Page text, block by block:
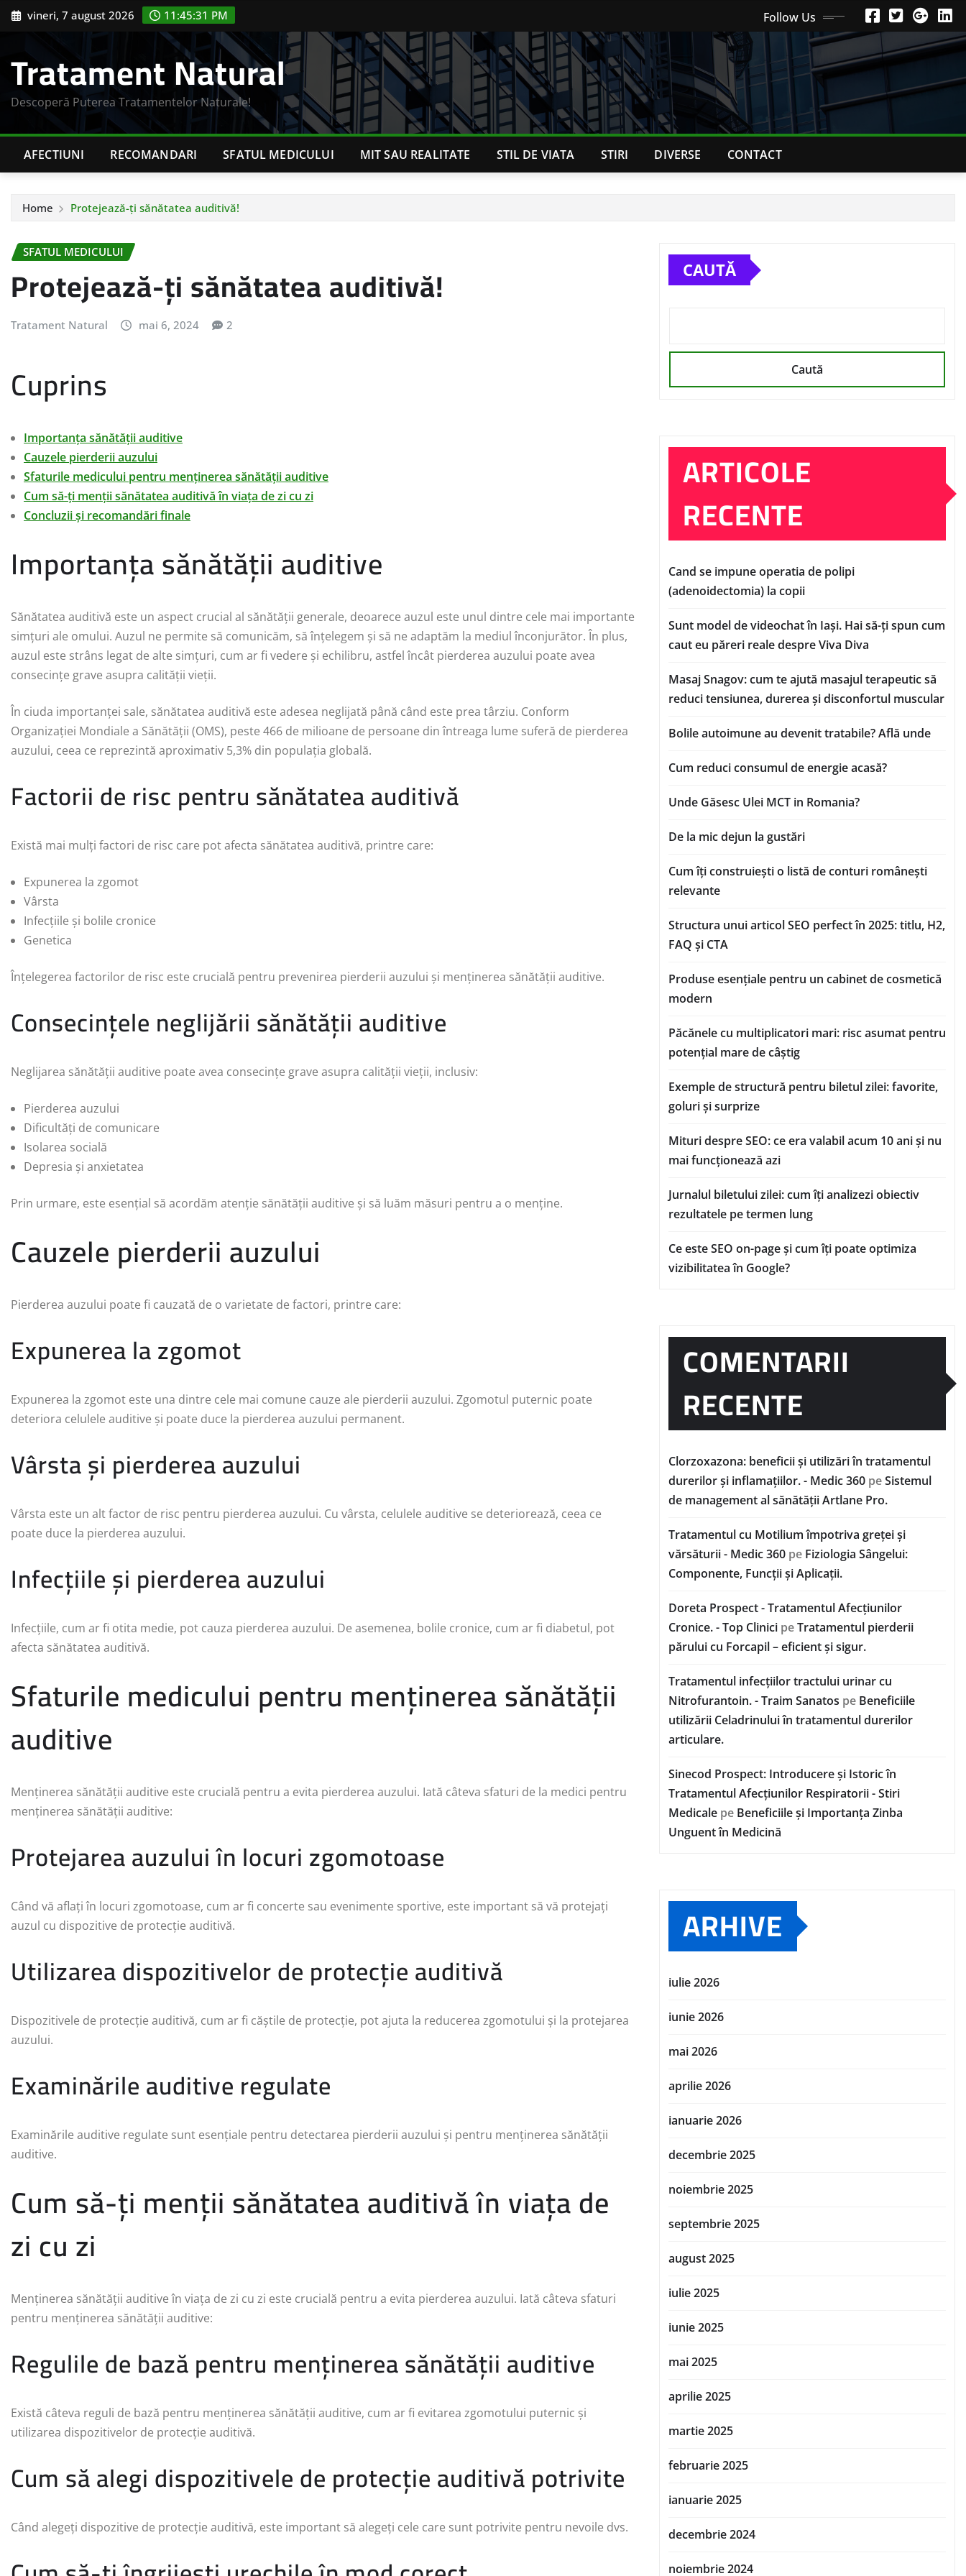
Skip vineri, 7 august 2026 11:45:31 PM Follow Us
Tratament Natural
Descoperă Puterea Tratamentelor Naturale!
AFECTIUNI RECOMANDARI SFATUL MEDICULUI MIT SAU REALITATE STIL DE VIATA STIRI DIVERSE CONTACT
Home Protejează-ți sănătatea auditivă!
SFATUL MEDICULUI
Protejează-ți sănătatea auditivă!
Tratament Natural mai 6, 2024 2
Cuprins
Importanța sănătății auditive
Cauzele pierderii auzului
Sfaturile medicului pentru menținerea sănătății auditive
Cum să-ți menții sănătatea auditivă în viața de zi cu zi
Concluzii și recomandări finale
Importanța sănătății auditive
Sănătatea auditivă este un aspect crucial al sănătății generale, deoarece auzul este unul dintre cele mai importante
simțuri ale omului. Auzul ne permite să comunicăm, să înțelegem și să ne adaptăm la mediul înconjurător. În plus,
auzul este strâns legat de alte simțuri, cum ar fi vedere și echilibru, astfel încât pierderea auzului poate avea
consecințe grave asupra calității vieții.
În ciuda importanței sale, sănătatea auditivă este adesea neglijată până când este prea târziu. Conform
Organizației Mondiale a Sănătății (OMS), peste 466 de milioane de persoane din întreaga lume suferă de pierderea
auzului, ceea ce reprezintă aproximativ 5,3% din populația globală.
Factorii de risc pentru sănătatea auditivă
Există mai mulți factori de risc care pot afecta sănătatea auditivă, printre care:
Expunerea la zgomot
Vârsta
Infecțiile și bolile cronice
Genetica
Înțelegerea factorilor de risc este crucială pentru prevenirea pierderii auzului și menținerea sănătății auditive.
Consecințele neglijării sănătății auditive
Neglijarea sănătății auditive poate avea consecințe grave asupra calității vieții, inclusiv:
Pierderea auzului
Dificultăți de comunicare
Isolarea socială
Depresia și anxietatea
Prin urmare, este esențial să acordăm atenție sănătății auditive și să luăm măsuri pentru a o menține.
Cauzele pierderii auzului
Pierderea auzului poate fi cauzată de o varietate de factori, printre care:
Expunerea la zgomot
Expunerea la zgomot este una dintre cele mai comune cauze ale pierderii auzului. Zgomotul puternic poate
deteriora celulele auditive și poate duce la pierderea auzului permanent.
Vârsta și pierderea auzului
Vârsta este un alt factor de risc pentru pierderea auzului. Cu vârsta, celulele auditive se deteriorează, ceea ce
poate duce la pierderea auzului.
Infecțiile și pierderea auzului
Infecțiile, cum ar fi otita medie, pot cauza pierderea auzului. De asemenea, bolile cronice, cum ar fi diabetul, pot
afecta sănătatea auditivă.
Sfaturile medicului pentru menținerea sănătății
auditive
Menținerea sănătății auditive este crucială pentru a evita pierderea auzului. Iată câteva sfaturi de la medici pentru
menținerea sănătății auditive:
Protejarea auzului în locuri zgomotoase
Când vă aflați în locuri zgomotoase, cum ar fi concerte sau evenimente sportive, este important să vă protejați
auzul cu dispozitive de protecție auditivă.
Utilizarea dispozitivelor de protecție auditivă
Dispozitivele de protecție auditivă, cum ar fi căștile de protecție, pot ajuta la reducerea zgomotului și la protejarea
auzului.
Examinările auditive regulate
Examinările auditive regulate sunt esențiale pentru detectarea pierderii auzului și pentru menținerea sănătății
auditive.
Cum să-ți menții sănătatea auditivă în viața de
zi cu zi
Menținerea sănătății auditive în viața de zi cu zi este crucială pentru a evita pierderea auzului. Iată câteva sfaturi
pentru menținerea sănătății auditive:
Regulile de bază pentru menținerea sănătății auditive
Există câteva reguli de bază pentru menținerea sănătății auditive, cum ar fi evitarea zgomotului puternic și
utilizarea dispozitivelor de protecție auditivă.
Cum să alegi dispozitivele de protecție auditivă potrivite
Când alegeți dispozitive de protecție auditivă, este important să alegeți cele care sunt potrivite pentru nevoile dvs.
CAUTĂ
Caută
ARTICOLE
RECENTE
Cand se impune operatia de polipi
(adenoidectomia) la copii
Sunt model de videochat în Iași. Hai să-ți spun cum
caut eu păreri reale despre Viva Diva
Masaj Snagov: cum te ajută masajul terapeutic să
reduci tensiunea, durerea și disconfortul muscular
Bolile autoimune au devenit tratabile? Află unde
Cum reduci consumul de energie acasă?
Unde Găsesc Ulei MCT in Romania?
De la mic dejun la gustări
Cum îți construiești o listă de conturi românești
relevante
Structura unui articol SEO perfect în 2025: titlu, H2,
FAQ și CTA
Produse esențiale pentru un cabinet de cosmetică
modern
Păcănele cu multiplicatori mari: risc asumat pentru
potențial mare de câștig
Exemple de structură pentru biletul zilei: favorite,
goluri și surprize
Mituri despre SEO: ce era valabil acum 10 ani și nu
mai funcționează azi
Jurnalul biletului zilei: cum îți analizezi obiectiv
rezultatele pe termen lung
Ce este SEO on-page și cum îți poate optimiza
vizibilitatea în Google?
COMENTARII
RECENTE
Clorzoxazona: beneficii și utilizări în tratamentul
durerilor și inflamațiilor. - Medic 360 peSistemul
de management al sănătății Artlane Pro.
Tratamentul cu Motilium împotriva greței și
vărsăturii - Medic 360 pe Fiziologia Sângelui:
Componente, Funcții și Aplicații.
Doreta Prospect - Tratamentul Afecțiunilor
Cronice. - Top Clinici peTratamentul pierderii
părului cu Forcapil – eficient și sigur.
Tratamentul infecțiilor tractului urinar cu
Nitrofurantoin. - Traim Sanatos pe Beneficiile
utilizării Celadrinului în tratamentul durerilor
articulare.
Sinecod Prospect: Introducere și Istoric în
Tratamentul Afecțiunilor Respiratorii - Stiri
Medicale pe Beneficiile și Importanța Zinba
Unguent în Medicină
ARHIVE
iulie 2026
iunie 2026
mai 2026
aprilie 2026
ianuarie 2026
decembrie 2025
noiembrie 2025
septembrie 2025
august 2025
iulie 2025
iunie 2025
mai 2025
aprilie 2025
martie 2025
februarie 2025
ianuarie 2025
decembrie 2024
noiembrie 2024